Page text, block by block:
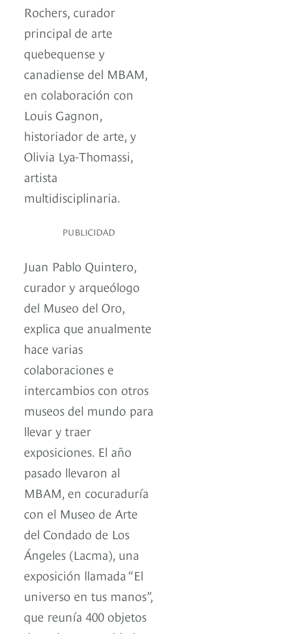
Rochers, curador
principal de arte
quebequense y
canadiense del MBAM,
en colaboración con
Louis Gagnon,
historiador de arte, y
Olivia Lya-Thomassi,
artista
multidisciplinaria.
PUBLICIDAD
Juan Pablo Quintero,
curador y arqueólogo
del Museo del Oro,
explica que anualmente
hace varias
colaboraciones e
intercambios con otros
museos del mundo para
llevar y traer
exposiciones. El año
pasado llevaron al
MBAM, en cocuraduría
con el Museo de Arte
del Condado de Los
Ángeles (Lacma), una
exposición llamada “El
universo en tus manos”,
que reunía 400 objetos